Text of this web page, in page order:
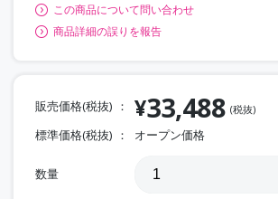
この商品について問い合わせ
商品詳細の誤りを報告
販売価格(税抜) ¥33,488 (税抜)
標準価格(税抜) オープン価格
数量